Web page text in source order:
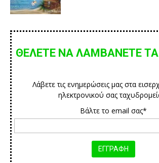
ΘΕΛΕΤΕ ΝΑ ΛΑΜΒΑΝΕΤΕ
Λάβετε τις ενημερώσεις μας στα
ηλεκτρονικού σας
Βάλτε το email σας*